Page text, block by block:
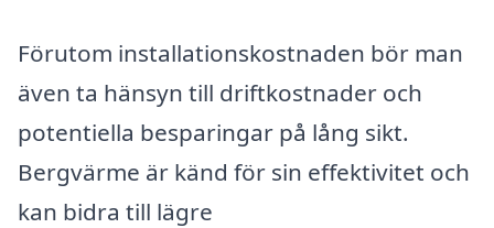
Förutom installationskostnaden bör man
även ta hänsyn till driftkostnader och
potentiella besparingar på lång sikt.
Bergvärme är känd för sin effektivitet och
kan bidra till lägre